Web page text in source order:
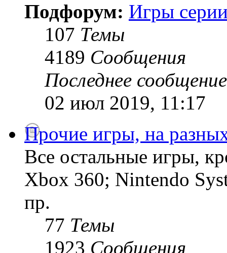
Подфорум: Игры
107 Темы
4189 Сообщения
Последнее сообщение
02 июл 2019, 11:17
Прочие игры, на
Все остальные игры,
Xbox 360; Nintendo
пр.
77 Темы
1923 Сообщения